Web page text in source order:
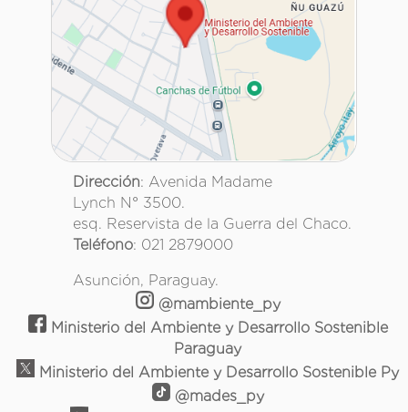
Dirección: Avenida Madame
Lynch N° 3500.
esq. Reservista de la Guerra del Chaco.
Teléfono: 021 2879000
Asunción, Paraguay.
@mambiente_py
Ministerio del Ambiente y Desarrollo Sostenible
Paraguay
Ministerio del Ambiente y Desarrollo Sostenible Py
@mades_py